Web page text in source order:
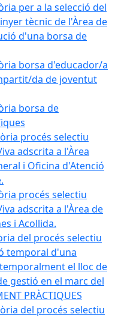
per a la selecció del
tècnic de l'Àrea de
d'una borsa de
borsa d'educador/a
da de joventut
borsa de
procés selectiu
adscrita a l'Àrea
i Oficina d'Atenció
procés selectiu
adscrita a l'Àrea de
i Acollida.
del procés selectiu
temporal d'una
el lloc de
gestió en el marc del
PRÀCTIQUES
del procés selectiu